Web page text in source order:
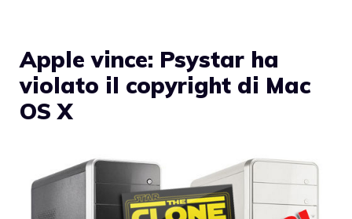
Apple vince: Psystar ha
violato il copyright di Mac
OS X